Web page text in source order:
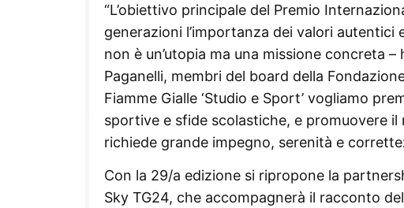
“L’obiettivo principale del Premio
generazioni l’importanza dei valori
non è un’utopia ma una missione concreta
Paganelli, membri del board della
Fiamme Gialle ‘Studio e Sport’ vogliamo
sportive e sfide scolastiche, e promuovere
richiede grande impegno, serenità e
Con la 29/a edizione si ripropone la
Sky TG24, che accompagnerà il racconto